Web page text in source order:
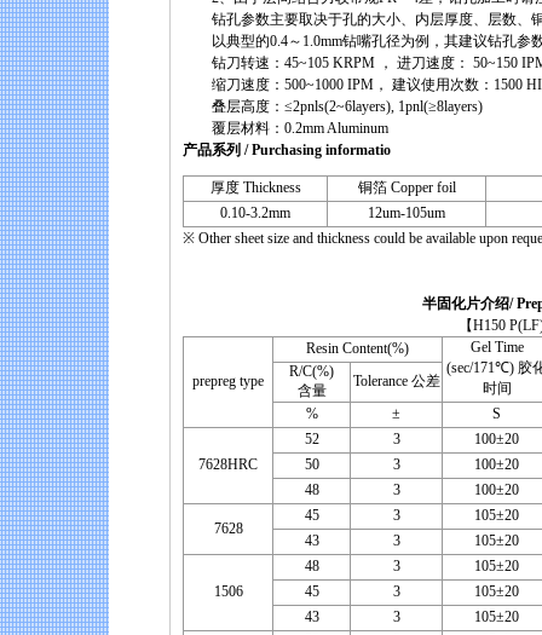
钻孔参数主要取决于孔的大小、内层厚度、层数、
以典型的0.4～1.0mm钻嘴孔径为例，其建议钻孔参
钻刀转速：45~105 KRPM ， 进刀速度： 50~150
缩刀速度：500~1000 IPM， 建议使用次数：1500
叠层高度：≤2pnls(2~6layers), 1pnl(≥8layers)
覆层材料：0.2mm Aluminum
产品系列 / Purchasing informatio
厚度 Thickness
铜箔 Copper foil
0.10-3.2mm
12um-105um
※ Other sheet size and thickness could be available upon
半固化片介绍/
【H150 P(LF) （UV
prepreg type
Resin Content(%)
Gel Time
(sec/171℃) 胶
时间
R/C(%)
含量
Tolerance 公差
%
± S
7628HRC
52 3
100±20
50
3
100±20
48
3 100±20
7628
45 3
105±20
43
3 105±20
1506
48 3
105±20
45
3
105±20
43
3 105±20